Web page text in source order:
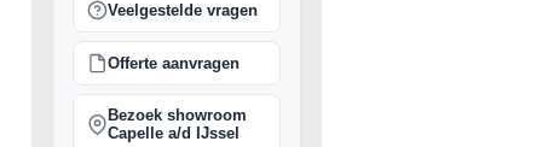
Veelgestelde vragen
Offerte aanvragen
Bezoek showroom
Capelle a/d IJssel